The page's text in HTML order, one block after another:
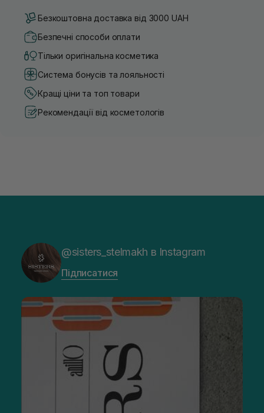
Безкоштовна доставка від 3000 UAH
Безпечні способи оплати
Тільки оригінальна косметика
Система бонусів та лояльності
Кращі ціни та топ товари
Рекомендації від косметологів
@sisters_stelmakh в Instagram
Підписатися